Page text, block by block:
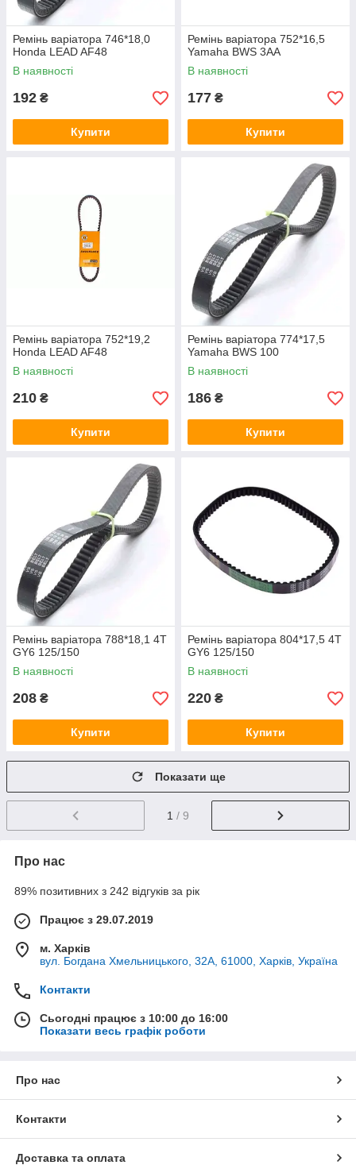
Ремінь варіатора 746*18,0
Honda LEAD AF48
В наявності
192 ₴
Купити
Ремінь варіатора 752*16,5
Yamaha BWS 3AA
В наявності
177 ₴
Купити
Ремінь варіатора 752*19,2
Honda LEAD AF48
В наявності
210 ₴
Купити
Ремінь варіатора 774*17,5
Yamaha BWS 100
В наявності
186 ₴
Купити
Ремінь варіатора 788*18,1 4T
GY6 125/150
В наявності
208 ₴
Купити
Ремінь варіатора 804*17,5 4T
GY6 125/150
В наявності
220 ₴
Купити
Показати ще
1 / 9
Про нас
89% позитивних з 242 відгуків за рік
Працює з 29.07.2019
м. Харків
вул. Богдана Хмельницького, 32А, 61000, Харків, Україна
Контакти
Сьогодні працює з 10:00 до 16:00
Показати весь графік роботи
Про нас
Контакти
Доставка та оплата